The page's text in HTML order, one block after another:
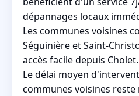
dépannages locaux
Les communes voisines
Séguinière et Saint-
accès facile depuis Cholet.
Le délai moyen
communes voisines